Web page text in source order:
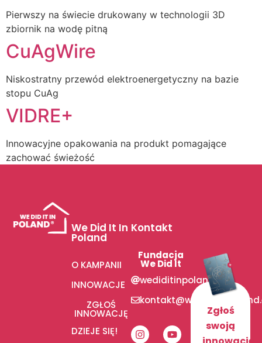
Pierwszy na świecie drukowany w technologii 3D
zbiornik na wodę pitną
CuAgWire
Niskostratny przewód elektroenergetyczny na bazie
stopu CuAg
VIDRE+
Innowacyjne opakowania na produkt pomagające
zachować świeżość
We Did It In
Poland
O KAMPANII
INNOWACJE
ZGŁOŚ
INNOWACJĘ
DZIEJE SIĘ!
Kontakt
Fundacja
We Did It
wediditinpoland
Zgłoś
swoją